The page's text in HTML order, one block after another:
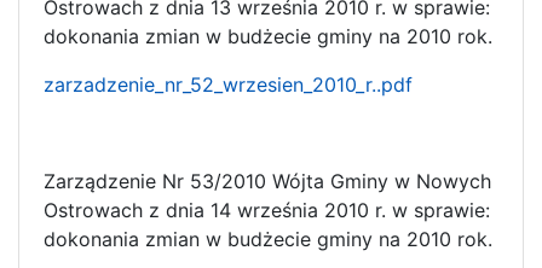
Ostrowach z dnia 13 września 2010 r. w sprawie:
dokonania zmian w budżecie gminy na 2010 rok.
zarzadzenie_nr_52_wrzesien_2010_r..pdf
Zarządzenie Nr 53/2010 Wójta Gminy w Nowych
Ostrowach z dnia 14 września 2010 r. w sprawie:
dokonania zmian w budżecie gminy na 2010 rok.